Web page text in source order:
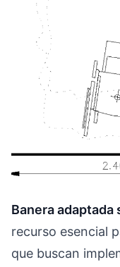
Banera adaptada
recurso esencial
que buscan